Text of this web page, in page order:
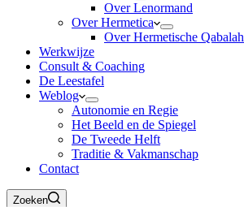
Over Lenormand
Over Hermetica
Over Hermetische Qabalah
Werkwijze
Consult & Coaching
De Leestafel
Weblog
Autonomie en Regie
Het Beeld en de Spiegel
De Tweede Helft
Traditie & Vakmanschap
Contact
Zoeken